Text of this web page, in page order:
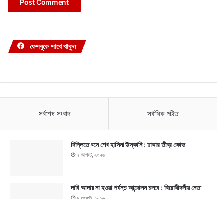
ফেসবুকে সাথে থাকুন
সর্বশেষ সংবাদ সর্বাধিক পঠিত
দিল্লিতে বসে শেখ হাসিনা উস্কানি : ঢাকার তীব্র ক্ষোভ
৭ আগস্ট, ২০২৬
দাবি আদায় না হওয়া পর্যন্ত আন্দোলন চলবে : বিরোধীদলীয় নেতা